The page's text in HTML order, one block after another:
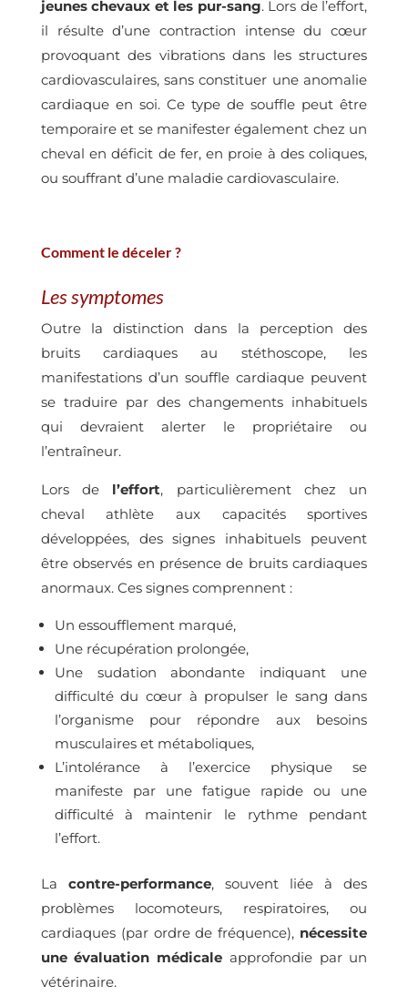
jeunes chevaux et les pur-sang. Lors de l’effort,
il résulte d’une contraction intense du cœur
provoquant des vibrations dans les structures
cardiovasculaires, sans constituer une anomalie
cardiaque en soi. Ce type de souffle peut être
temporaire et se manifester également chez un
cheval en déficit de fer, en proie à des coliques,
ou souffrant d’une maladie cardiovasculaire.
Comment le déceler ?
Les symptomes
Outre la distinction dans la perception des
bruits cardiaques au stéthoscope, les
manifestations d’un souffle cardiaque peuvent
se traduire par des changements inhabituels
qui devraient alerter le propriétaire ou
l’entraîneur.
Lors de l’effort, particulièrement chez un
cheval athlète aux capacités sportives
développées, des signes inhabituels peuvent
être observés en présence de bruits cardiaques
anormaux. Ces signes comprennent :
Un essoufflement marqué,
Une récupération prolongée,
Une sudation abondante indiquant une
difficulté du cœur à propulser le sang dans
l’organisme pour répondre aux besoins
musculaires et métaboliques,
L’intolérance à l’exercice physique se
manifeste par une fatigue rapide ou une
difficulté à maintenir le rythme pendant
l’effort.
La contre-performance, souvent liée à des
problèmes locomoteurs, respiratoires, ou
cardiaques (par ordre de fréquence), nécessite
une évaluation médicale approfondie par un
vétérinaire.